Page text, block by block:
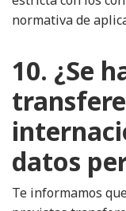
normativa de
10. ¿Se
datos
Te informamos